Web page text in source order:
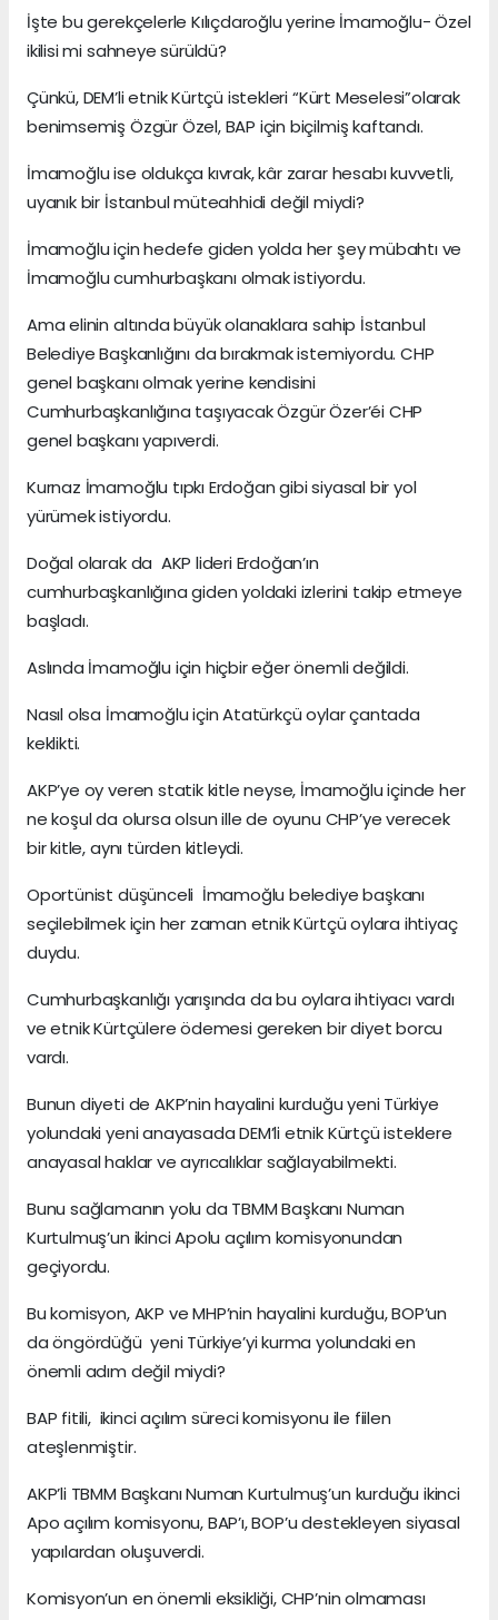
İşte bu gerekçelerle Kılıçdaroğlu yerine İmamoğlu- Özel
ikilisi mi sahneye sürüldü?
Çünkü, DEM’li etnik Kürtçü istekleri “Kürt Meselesi”olarak
benimsemiş Özgür Özel, BAP için biçilmiş kaftandı.
İmamoğlu ise oldukça kıvrak, kâr zarar hesabı kuvvetli,
uyanık bir İstanbul müteahhidi değil miydi?
İmamoğlu için hedefe giden yolda her şey mübahtı ve
İmamoğlu cumhurbaşkanı olmak istiyordu.
Ama elinin altında büyük olanaklara sahip İstanbul
Belediye Başkanlığını da bırakmak istemiyordu. CHP
genel başkanı olmak yerine kendisini
Cumhurbaşkanlığına taşıyacak Özgür Özer’éi CHP
genel başkanı yapıverdi.
Kurnaz İmamoğlu tıpkı Erdoğan gibi siyasal bir yol
yürümek istiyordu.
Doğal olarak da AKP lideri Erdoğan’ın
cumhurbaşkanlığına giden yoldaki izlerini takip etmeye
başladı.
Aslında İmamoğlu için hiçbir eğer önemli değildi.
Nasıl olsa İmamoğlu için Atatürkçü oylar çantada
keklikti.
AKP’ye oy veren statik kitle neyse, İmamoğlu içinde her
ne koşul da olursa olsun ille de oyunu CHP’ye verecek
bir kitle, aynı türden kitleydi.
Oportünist düşünceli İmamoğlu belediye başkanı
seçilebilmek için her zaman etnik Kürtçü oylara ihtiyaç
duydu.
Cumhurbaşkanlığı yarışında da bu oylara ihtiyacı vardı
ve etnik Kürtçülere ödemesi gereken bir diyet borcu
vardı.
Bunun diyeti de AKP’nin hayalini kurduğu yeni Türkiye
yolundaki yeni anayasada DEM’li etnik Kürtçü isteklere
anayasal haklar ve ayrıcalıklar sağlayabilmekti.
Bunu sağlamanın yolu da TBMM Başkanı Numan
Kurtulmuş’un ikinci Apolu açılım komisyonundan
geçiyordu.
Bu komisyon, AKP ve MHP’nin hayalini kurduğu, BOP’un
da öngördüğü yeni Türkiye’yi kurma yolundaki en
önemli adım değil miydi?
BAP fitili, ikinci açılım süreci komisyonu ile fiilen
ateşlenmiştir.
AKP’li TBMM Başkanı Numan Kurtulmuş’un kurduğu ikinci
Apo açılım komisyonu, BAP’ı, BOP’u destekleyen siyasal
yapılardan oluşuverdi.
Komisyon’un en önemli eksikliği, CHP’nin olmaması